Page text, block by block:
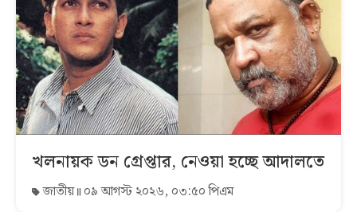
খলনায়ক ডন গ্রেপ্তার, নেওয়া হচ্ছে আদালতে
জাতীয় ০৯ আগস্ট ২০২৬, ০৩:৫০ পিএম